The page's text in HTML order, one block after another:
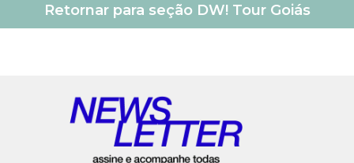
Retornar para seção DW! Tour Goiás